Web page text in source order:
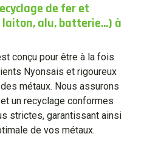
de fer et
alu, batterie...) à
conçu pour être à la fois
Nyonsais et rigoureux
métaux. Nous assurons
un recyclage conformes
strictes, garantissant ainsi
de vos métaux.